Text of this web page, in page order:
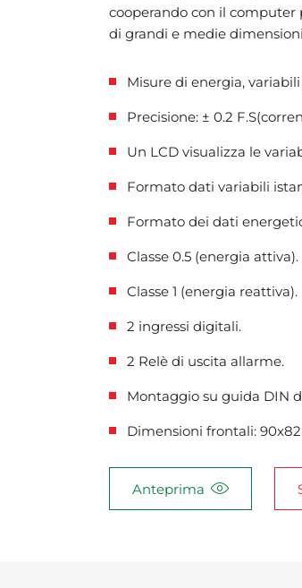
cooperando con il
di grandi e medie
Misure di energia,
Precisione: ± 0.2
Un LCD visualizza le
Formato dati variabili
Formato dei dati
Classe 0.5 (energia attiva).
Classe 1 (energia reattiva).
2 ingressi digitali.
2 Relè di uscita allarme.
Montaggio su guida DIN
Dimensioni frontali:
Anteprima